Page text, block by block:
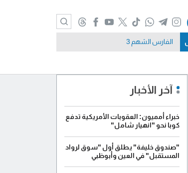
الفارس الشهم 3
آخر الأخبار
خبراء أمميون: العقوبات الأمريكية تدفع
كوبا نحو "انهيار شامل"
"صندوق خليفة" يطلق أول "سوق لرواد
المستقبل" في العين وأبوظبي